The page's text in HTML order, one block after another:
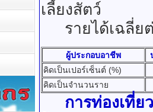
เลี้ยงสัตว์
รายได้เฉลี่ย
ผู้ประกอบอาชีพ
คิดเป็นเปอร์เซ็นต์ (%)
คิดเป็นจำนวนราย
การท่องเที่ยว